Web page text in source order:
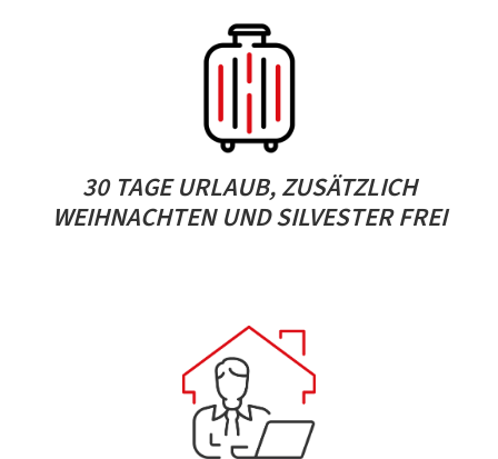
30 TAGE URLAUB, ZUSÄTZLICH
WEIHNACHTEN UND SILVESTER FREI